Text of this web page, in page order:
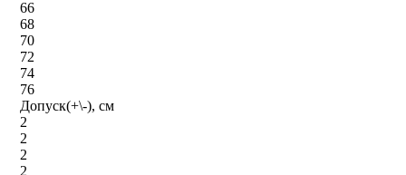
66
68
70
72
74
76
Допуск(+\-), см
2
2
2
2